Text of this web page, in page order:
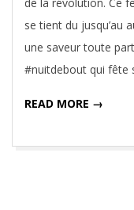
se tient du jusqu’au
une saveur toute
#nuitdebout qui fête
READ MORE →